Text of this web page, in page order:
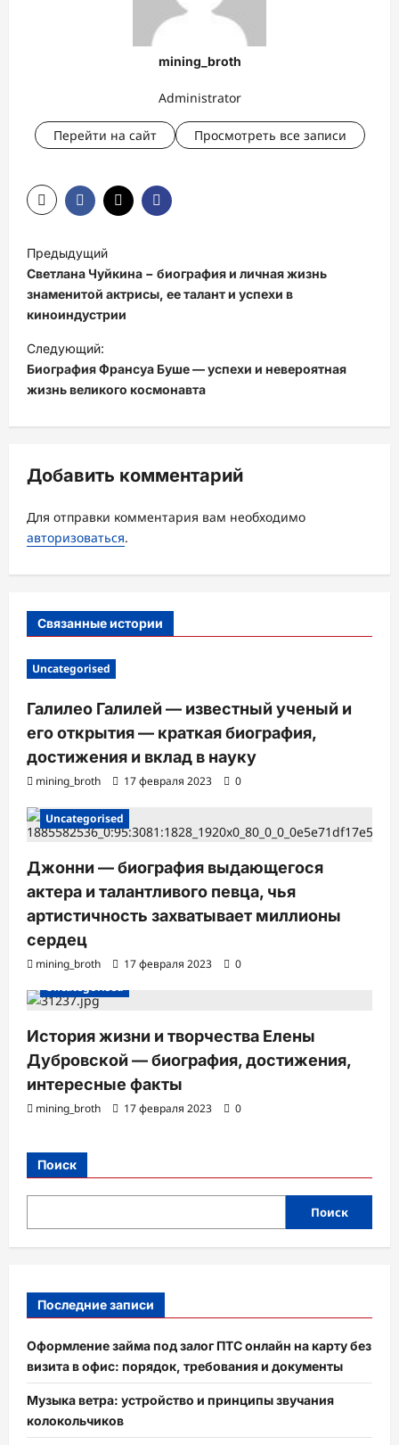
mining_broth
Administrator
Перейти на сайт Просмотреть все записи
а
в
и
г
а
я
з
а
п
и
Предыдущий
Светлана Чуйкина − биография и личная жизнь
знаменитой актрисы, ее талант и успехи в
киноиндустрии
Следующий:
Биография Франсуа Буше — успехи и невероятная
жизнь великого космонавта
Добавить комментарий
Для отправки комментария вам необходимо
авторизоваться.
Связанные истории
Uncategorised
Галилео Галилей — известный ученый и
его открытия — краткая биография,
достижения и вклад в науку
mining_broth 17 февраля 2023 0
Uncategorised
Джонни — биография выдающегося
актера и талантливого певца, чья
артистичность захватывает миллионы
сердец
mining_broth 17 февраля 2023
0
Uncategorised
История жизни и творчества Елены
Дубровской — биография, достижения,
интересные факты
mining_broth 17 февраля 2023 0
Поиск
Поиск
Последние записи
Оформление займа под залог ПТС онлайн на карту без
визита в офис: порядок, требования и документы
Музыка ветра: устройство и принципы звучания
колокольчиков